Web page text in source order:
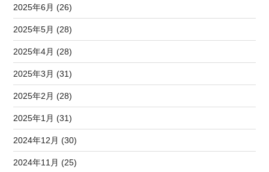
2025年6月 (26)
2025年5月 (28)
2025年4月 (28)
2025年3月 (31)
2025年2月 (28)
2025年1月 (31)
2024年12月 (30)
2024年11月 (25)